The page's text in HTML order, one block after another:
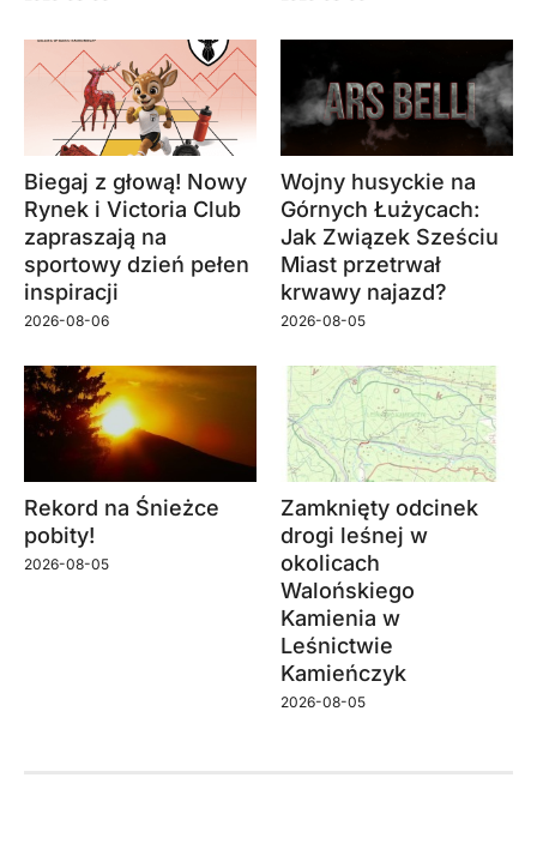
Biegaj z głową! Nowy
Rynek i Victoria Club
zapraszają na
sportowy dzień pełen
inspiracji
2026-08-06
Wojny husyckie na
Górnych Łużycach:
Jak Związek Sześciu
Miast przetrwał
krwawy najazd?
2026-08-05
Rekord na Śnieżce
pobity!
2026-08-05
Zamknięty odcinek
drogi leśnej w
okolicach
Walońskiego
Kamienia w
Leśnictwie
Kamieńczyk
2026-08-05